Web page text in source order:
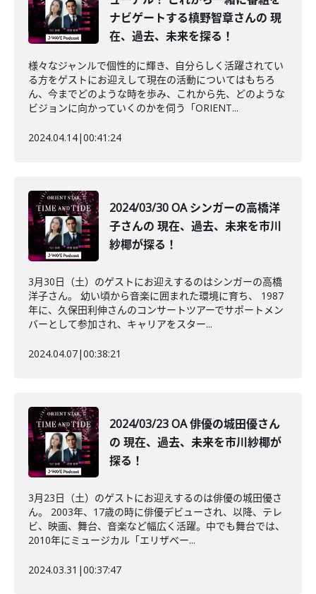
ナビゲートする槙野智章さんの 現
在、過去、未来を探る！
様々なジャンルで個性的に輝き、自分らしく活躍されてい
る方をゲストにお迎えして現在の活動についてはもちろ
ん、今までどのような時を歩み、これから先、どのような
ビジョンに向かっていくのかを伺う「ORIENT...
2024.04.14|00:41:24
2024/03/30 OA シンガーの高橋洋
子さんの 現在、過去、未来を市川
紗椰が探る！
3月30日（土）のゲストにお迎えするのはシンガーの高橋
洋子さん。 幼い頃から音楽に囲まれた環境に育ち、 1987
年に、久保田利伸さんのコンサートツアーでサポートメン
バーとして参加され、キャリアをスター...
2024.04.07|00:38:21
2024/03/23 OA 俳優の城田優さん
の 現在、過去、未来を市川紗椰が
探る！
3月23日（土）のゲストにお迎えするのは俳優の城田優さ
ん。 2003年、17歳の時に俳優デビューされ、以降、テレ
ビ、映画、舞台、音楽など幅広く活躍。中でも舞台では、
2010年にミュージカル「エリザベー...
2024.03.31 |00:37:47